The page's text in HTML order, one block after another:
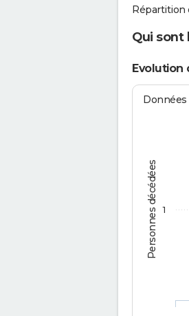
Répartition
Qui sont
Evolution
Personnes décédées 1